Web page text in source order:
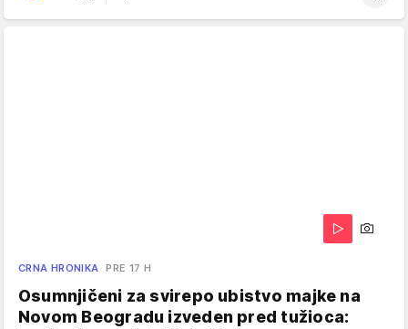
CRNA HRONIKA PRE 17 H
Osumnjičeni za svirepo ubistvo majke na
Novom Beogradu izveden pred tužioca: